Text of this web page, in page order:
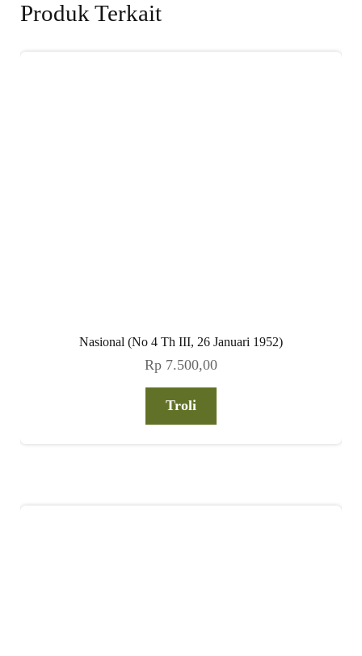
Produk Terkait
Nasional (No 4 Th III, 26 Januari 1952)
Rp 7.500,00
Troli